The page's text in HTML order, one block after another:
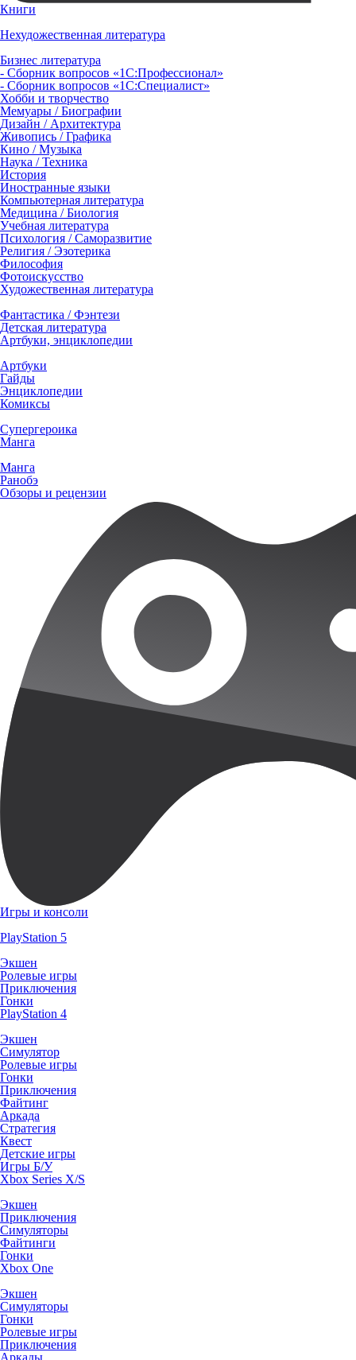
Книги
Нехудожественная литература
Бизнес литература
- Сборник вопросов «1С:Профессионал»
- Сборник вопросов «1С:Специалист»
Хобби и творчество
Мемуары / Биографии
Дизайн / Архитектура
Живопись / Графика
Кино / Музыка
Наука / Техника
История
Иностранные языки
Компьютерная литература
Медицина / Биология
Учебная литература
Психология / Саморазвитие
Религия / Эзотерика
Философия
Фотоискусство
Художественная литература
Фантастика / Фэнтези
Детская литература
Артбуки, энциклопедии
Артбуки
Гайды
Энциклопедии
Комиксы
Супергероика
Манга
Манга
Ранобэ
Обзоры и рецензии
Игры и консоли
PlayStation 5
Экшен
Ролевые игры
Приключения
Гонки
PlayStation 4
Экшен
Симулятор
Ролевые игры
Гонки
Приключения
Файтинг
Аркада
Стратегия
Квест
Детские игры
Игры Б/У
Xbox Series X/S
Экшен
Приключения
Симуляторы
Файтинги
Гонки
Xbox One
Экшен
Симуляторы
Гонки
Ролевые игры
Приключения
Аркады